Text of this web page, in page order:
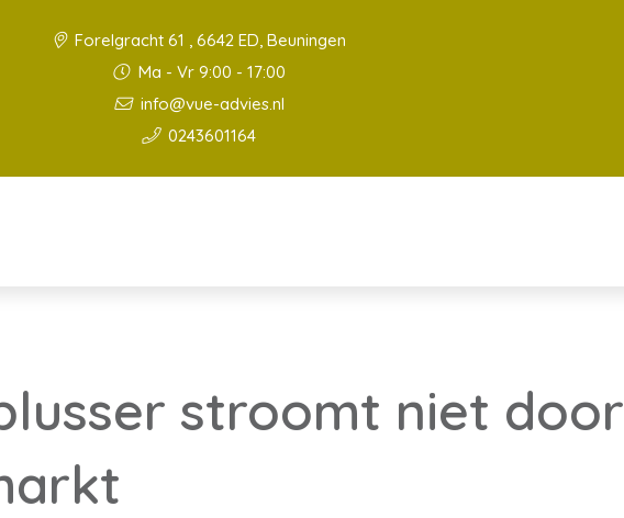
Forelgracht 61 , 6642 ED, Beuningen
Ma - Vr 9:00 - 17:00
info@vue-advies.nl
0243601164
stroomt niet door